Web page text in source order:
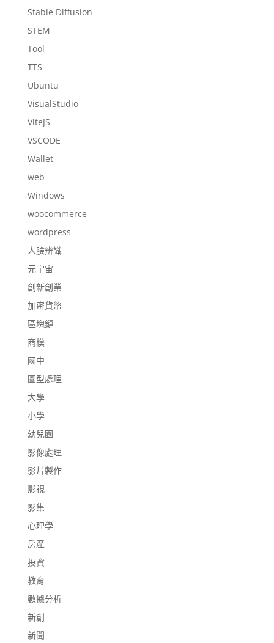
Stable Diffusion
STEM
Tool
TTS
Ubuntu
VisualStudio
ViteJS
VSCODE
Wallet
web
Windows
woocommerce
wordpress
人臉辨識
元宇宙
創新創業
加密貨幣
區塊鏈
商模
國中
圖型處理
大學
小學
幼兒園
影像處理
影片製作
影視
影集
心理學
房產
投資
教育
數據分析
新創
新聞